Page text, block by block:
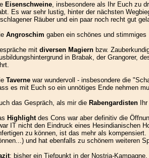
Eisenschweine, insbesondere als Ihr Euch zu
Es war sehr lustig, hinter der nächsten
Räuber und ein paar noch recht gut
Angroschim gaben ein schönes und
mit diversen Magiernbzw.
in Brabak, der Grangorer,
Tavernewar wundervoll - insbesondere die
es mit Euch so ein unnötiges Ende nehmen
das Gespräch, als mir die RabengardistenIhr
Highlightdes Cons war aber definitiv die
IT nicht den Eindruck eines Hesindianischen
zu können, ist das mehr als
und hat ebenfalls zu schönem weiteren
: bisher ein Tiefpunkt in der Nostria-